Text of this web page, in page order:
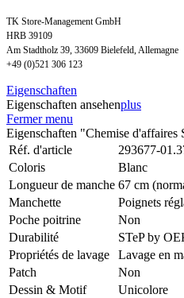
TK Store-Management GmbH
HRB 39109
Am Stadtholz 39, 33609 Bielefeld, Allemagne
+49 (0)521 306 123
Eigenschaften
Eigenschaften ansehenplus
Fermer menu
Eigenschaften "Chemise
Réf. d'article
293677-
Coloris
Blanc
Longueur de manche 67 cm
Manchette
Poignets
Poche poitrine
Non
Durabilité
STeP by
Propriétés de lavage
Lavage en
Patch
Non
Dessin & Motif
Unicolore